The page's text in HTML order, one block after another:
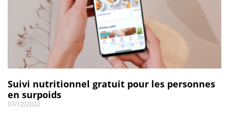
Suivi nutritionnel gratuit pour les personnes
en surpoids
07/12/2022